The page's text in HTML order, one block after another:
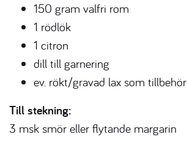
150 gram valfri rom
1 rödlök
1 citron
dill till garnering
ev. rökt/gravad lax som tillbehör
Till stekning:
3 msk smör eller flytande margarin